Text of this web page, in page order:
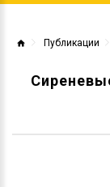
Публикации